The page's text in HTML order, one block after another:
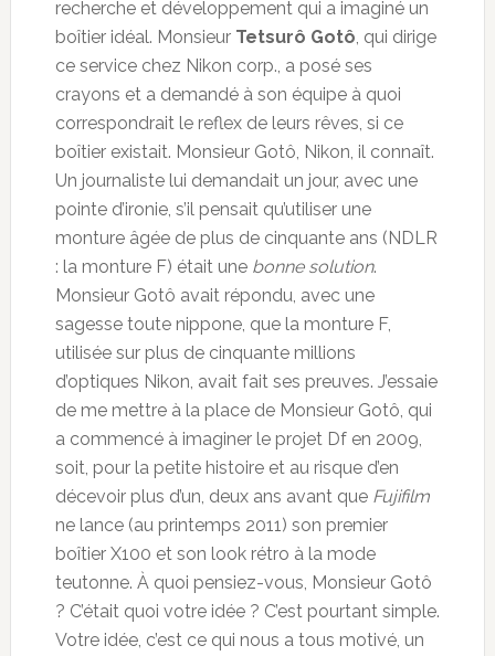
recherche et développement qui a imaginé un
boîtier idéal. Monsieur Tetsurô Gotô , qui dirige
ce service chez Nikon corp., a posé ses
crayons et a demandé à son équipe à quoi
correspondrait le reflex de leurs rêves, si ce
boîtier existait. Monsieur Gotô, Nikon, il connaît.
Un journaliste lui demandait un jour, avec une
pointe d’ironie, s’il pensait qu’utiliser une
monture âgée de plus de cinquante ans (NDLR
: la monture F) était une bonne solution.
Monsieur Gotô avait répondu, avec une
sagesse toute nippone, que la monture F,
utilisée sur plus de cinquante millions
d’optiques Nikon, avait fait ses preuves. J’essaie
de me mettre à la place de Monsieur Gotô, qui
a commencé à imaginer le projet Df en 2009,
soit, pour la petite histoire et au risque d’en
décevoir plus d’un, deux ans avant que Fujifilm
ne lance (au printemps 2011) son premier
boîtier X100 et son look rétro à la mode
teutonne. À quoi pensiez-vous, Monsieur Gotô
? C’était quoi votre idée ? C’est pourtant simple.
Votre idée, c’est ce qui nous a tous motivé, un